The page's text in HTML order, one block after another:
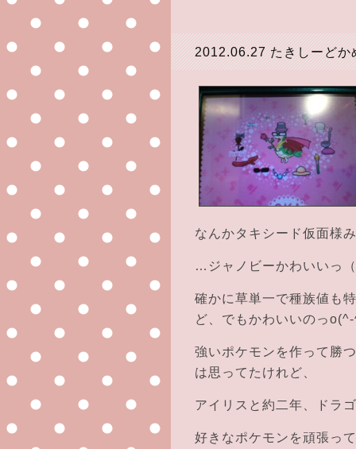
2012.06.27 たきしーどか
なんかタキシード仮面様
…ジャノビーかわいいっ
確かに草単一で種族値も
ど、でもかわいいのっ
強いポケモンを作って勝
は思ってたけれど、
アイリスと約二年、ドラ
好きなポケモンを頑張っ